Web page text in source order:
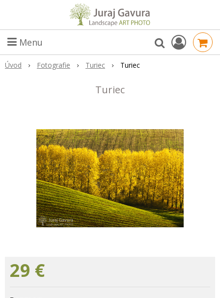
Menu
Úvod Fotografie Turiec Turiec
Turiec
29 €